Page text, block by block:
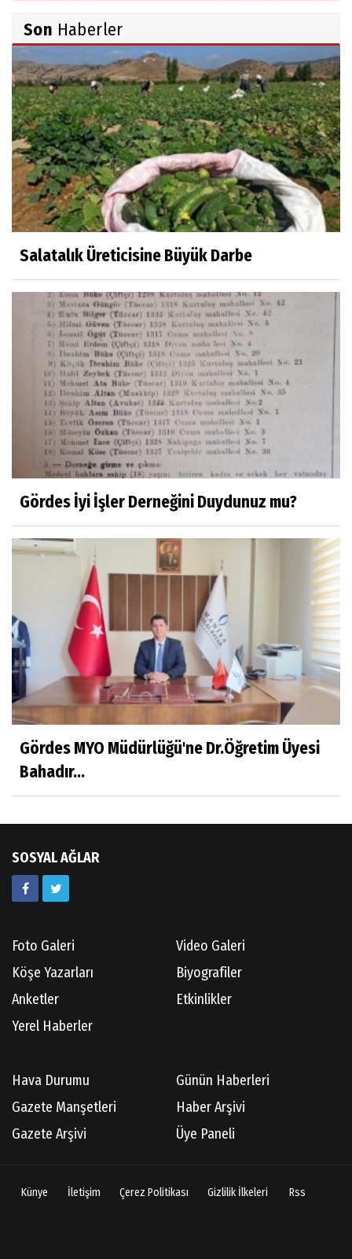
İsmail AYBEY
Belma Sebil'i Tanıyor Musunuz?
Prof.Dr.Ayşe İLKER
Adı Sanı Olmak
Eylül SEYHAN
Gezerken Zamanın Kollarındaki Ruhuma
Rastlamak
Yaşar ATLI
Kahramanlar
Prof.Dr.Süleyman Sami İLKER
Mühendislerin de Sanat Ruhu Olmalı
Dr.Fatih KESKİN
Millî Edebiyat, Millî Şuur, Millî Takım
Sıracettin ÇELİK
Çalıkuşu
Dr.Tuğçe Yıldırım
Aşı: Toplum Sağlığının Görünmez Kalkanı
Hatice CAVULDAK
Hayatımın İçinden
Av.Ahmet ÖZDEMİR
Doç.Dr.İbrahim KOÇ
Cüneyt AYBEY
Hisarcıların Son Şairini Uğurlarken
Ben Bir Yazar Adayıyım Gülhane Parkında
Son Haberler
Salatalık Üreticisine Büyük Darbe
Gördes İyi İşler Derneğini Duydunuz mu?
Gördes MYO Müdürlüğü'ne Dr.Öğretim Üyesi
Bahadır...
SOSYAL AĞLAR
Foto Galeri
Video Galeri
Köşe Yazarları
Biyografiler
Anketler
Etkinlikler
Yerel Haberler
Hava Durumu
Günün Haberleri
Gazete Manşetleri
Haber Arşivi
Gazete Arşivi
Üye Paneli
Künye İletişim Çerez Politikası Gizlilik İlkeleri Rss